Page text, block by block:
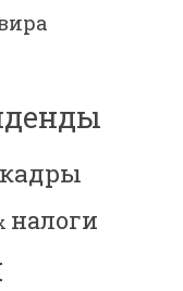
кадры
налоги